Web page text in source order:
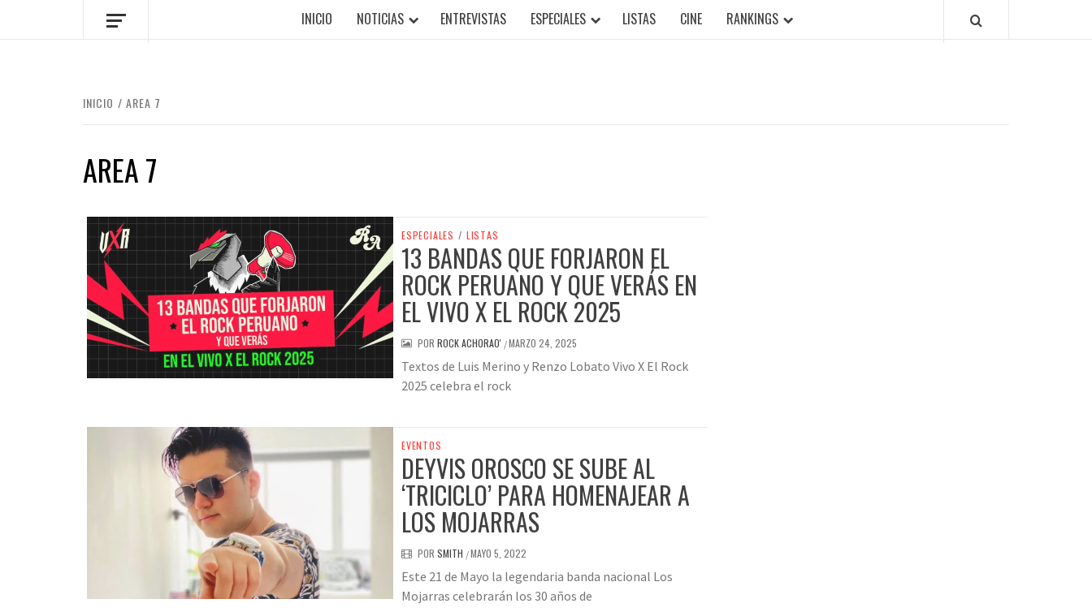
INICIO NOTICIAS ENTREVISTAS ESPECIALES LISTAS CINE RANKINGS
INICIO AREA 7
AREA 7
ESPECIALES / LISTAS
13 BANDAS QUE FORJARON EL
ROCK PERUANO Y QUE VERÁS EN
EL VIVO X EL ROCK 2025
POR ROCK ACHORAO' /MARZO 24, 2025
Textos de Luis Merino y Renzo Lobato Vivo X El Rock
2025 celebra el rock
EVENTOS
DEYVIS OROSCO SE SUBE AL
‘TRICICLO’ PARA HOMENAJEAR A
LOS MOJARRAS
POR SMITH /MAYO 5, 2022
Este 21 de Mayo la legendaria banda nacional Los
Mojarras celebrarán los 30 años de